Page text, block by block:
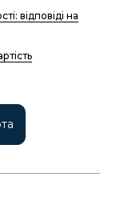
відповіді на